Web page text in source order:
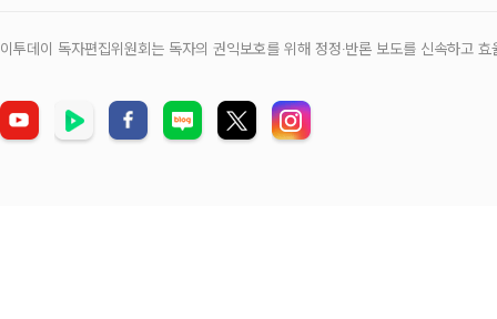
이투데이 독자편집위원회는 독자의 권익보호를 위해 정정‧반론 보도를 신속하고